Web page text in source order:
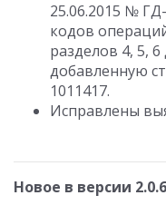
25.06.2015 №
кодов
разделов 4, 5,
добавленную
1011417.
Исправлены
Новое в версии